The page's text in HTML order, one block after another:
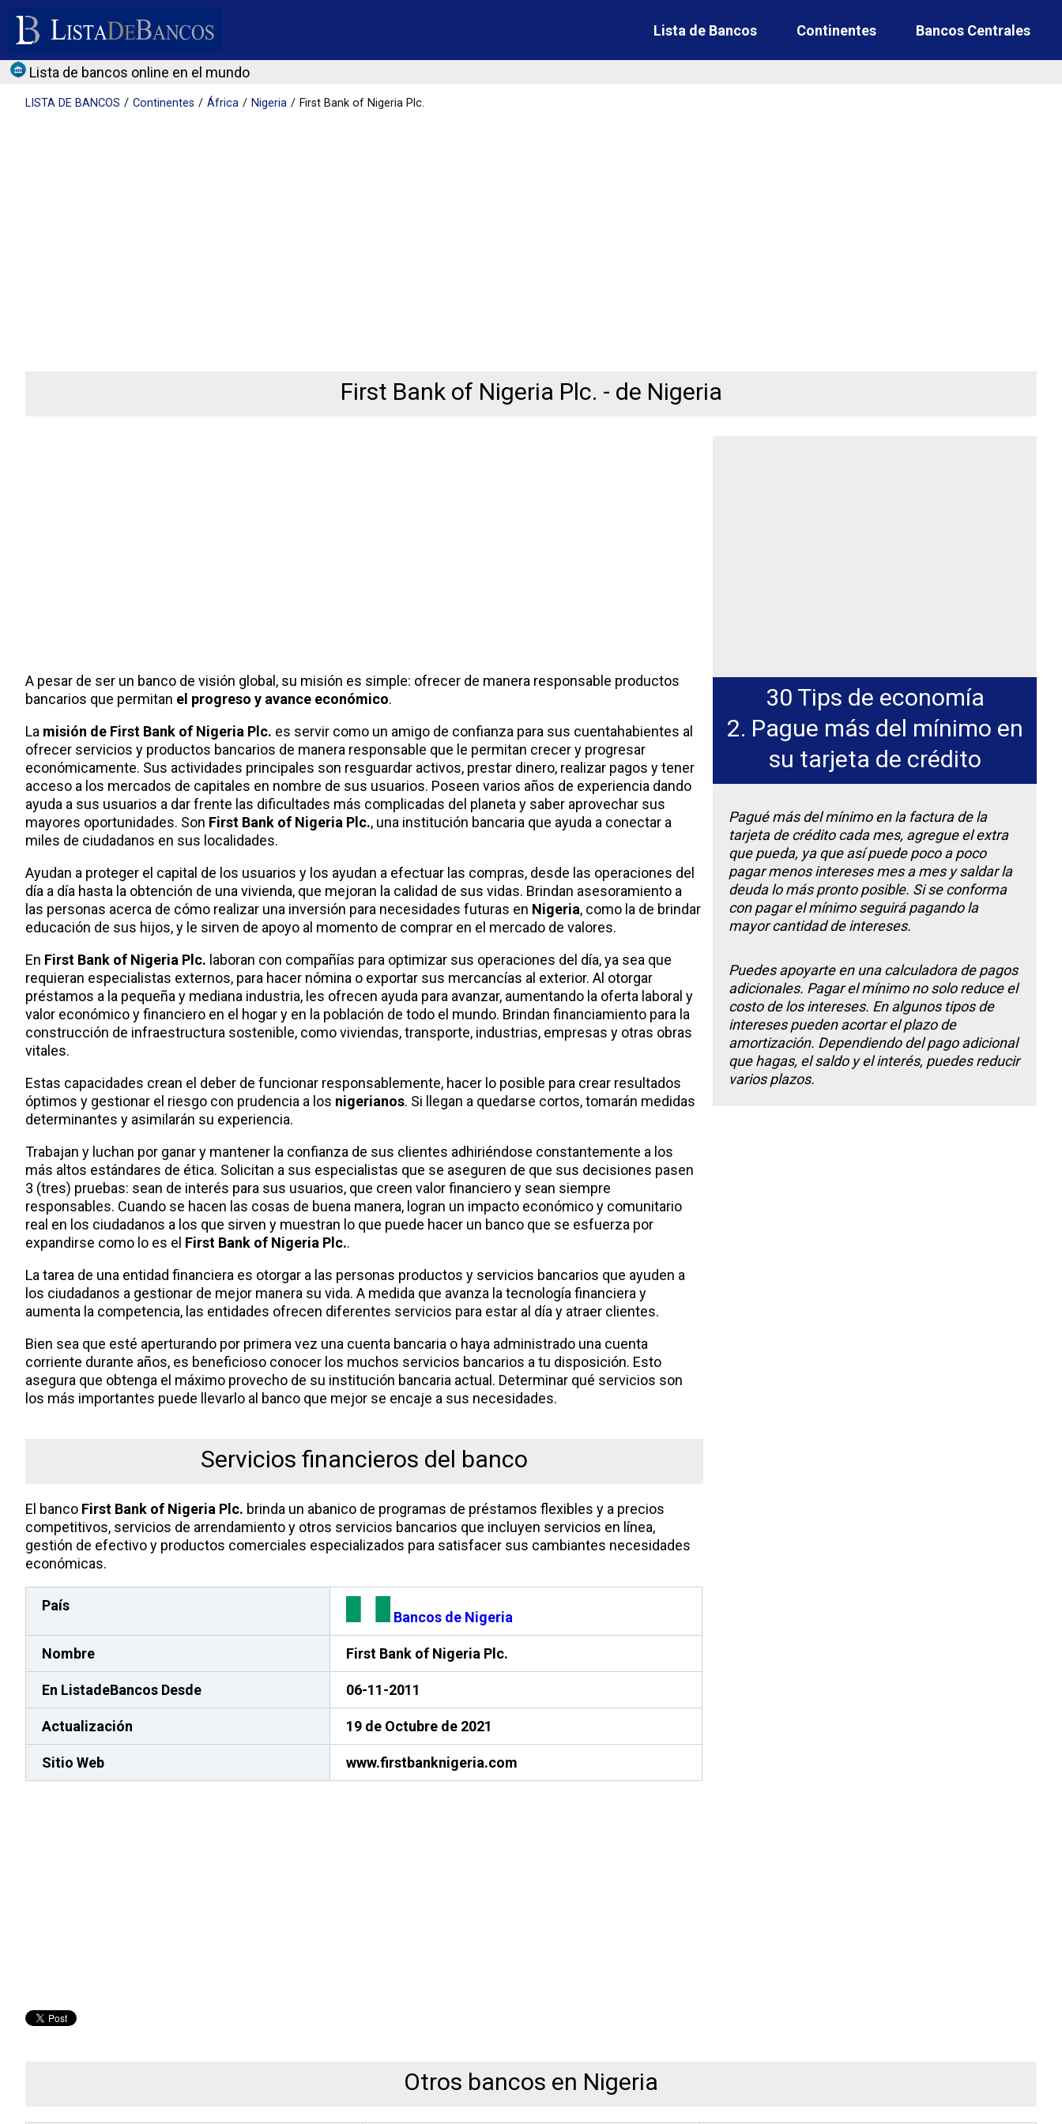
Lista de bancos online en el mundo
Lista de Bancos Continentes Bancos Centrales
LISTA DE BANCOS Continentes África Nigeria First Bank of Nigeria Plc.
First Bank of Nigeria Plc. - de Nigeria
A pesar de ser un banco de visión global, su misión es simple: ofrecer de manera responsable productos
bancarios que permitan el progreso y avance económico.
La misión de First Bank of Nigeria Plc. es servir como un amigo de confianza para sus cuentahabientes al
ofrecer servicios y productos bancarios de manera responsable que le permitan crecer y progresar
económicamente. Sus actividades principales son resguardar activos, prestar dinero, realizar pagos y tener
acceso a los mercados de capitales en nombre de sus usuarios. Poseen varios años de experiencia dando
ayuda a sus usuarios a dar frente las dificultades más complicadas del planeta y saber aprovechar sus
mayores oportunidades. Son First Bank of Nigeria Plc., una institución bancaria que ayuda a conectar a
miles de ciudadanos en sus localidades.
Ayudan a proteger el capital de los usuarios y los ayudan a efectuar las compras, desde las operaciones del
día a día hasta la obtención de una vivienda, que mejoran la calidad de sus vidas. Brindan asesoramiento a
las personas acerca de cómo realizar una inversión para necesidades futuras en Nigeria, como la de brindar
educación de sus hijos, y le sirven de apoyo al momento de comprar en el mercado de valores.
En First Bank of Nigeria Plc. laboran con compañías para optimizar sus operaciones del día, ya sea que
requieran especialistas externos, para hacer nómina o exportar sus mercancías al exterior. Al otorgar
préstamos a la pequeña y mediana industria, les ofrecen ayuda para avanzar, aumentando la oferta laboral y
valor económico y financiero en el hogar y en la población de todo el mundo. Brindan financiamiento para la
construcción de infraestructura sostenible, como viviendas, transporte, industrias, empresas y otras obras
vitales.
Estas capacidades crean el deber de funcionar responsablemente, hacer lo posible para crear resultados
óptimos y gestionar el riesgo con prudencia a los nigerianos. Si llegan a quedarse cortos, tomarán medidas
determinantes y asimilarán su experiencia.
Trabajan y luchan por ganar y mantener la confianza de sus clientes adhiriéndose constantemente a los
más altos estándares de ética. Solicitan a sus especialistas que se aseguren de que sus decisiones pasen
3 (tres) pruebas: sean de interés para sus usuarios, que creen valor financiero y sean siempre
responsables. Cuando se hacen las cosas de buena manera, logran un impacto económico y comunitario
real en los ciudadanos a los que sirven y muestran lo que puede hacer un banco que se esfuerza por
expandirse como lo es el First Bank of Nigeria Plc..
La tarea de una entidad financiera es otorgar a las personas productos y servicios bancarios que ayuden a
los ciudadanos a gestionar de mejor manera su vida. A medida que avanza la tecnología financiera y
aumenta la competencia, las entidades ofrecen diferentes servicios para estar al día y atraer clientes.
Bien sea que esté aperturando por primera vez una cuenta bancaria o haya administrado una cuenta
corriente durante años, es beneficioso conocer los muchos servicios bancarios a tu disposición. Esto
asegura que obtenga el máximo provecho de su institución bancaria actual. Determinar qué servicios son
los más importantes puede llevarlo al banco que mejor se encaje a sus necesidades.
Servicios financieros del banco
El banco First Bank of Nigeria Plc. brinda un abanico de programas de préstamos flexibles y a precios
competitivos, servicios de arrendamiento y otros servicios bancarios que incluyen servicios en línea,
gestión de efectivo y productos comerciales especializados para satisfacer sus cambiantes necesidades
económicas.
País
Bancos de Nigeria
Nombre First Bank of Nigeria Plc.
En ListadeBancos Desde 06-11-2011
Actualización 19 de Octubre de 2021
Sitio Web www.firstbanknigeria.com
30 Tips de economía
2. Pague más del mínimo en
su tarjeta de crédito
Pagué más del mínimo en la factura de la
tarjeta de crédito cada mes, agregue el extra
que pueda, ya que así puede poco a poco
pagar menos intereses mes a mes y saldar la
deuda lo más pronto posible. Si se conforma
con pagar el mínimo seguirá pagando la
mayor cantidad de intereses.
Puedes apoyarte en una calculadora de pagos
adicionales. Pagar el mínimo no solo reduce el
costo de los intereses. En algunos tipos de
intereses pueden acortar el plazo de
amortización. Dependiendo del pago adicional
que hagas, el saldo y el interés, puedes reducir
varios plazos.
Otros bancos en Nigeria